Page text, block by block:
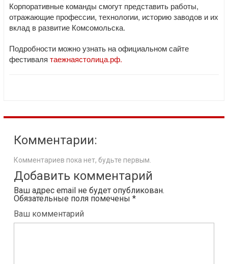
Корпоративные команды смогут представить работы,
отражающие профессии, технологии, историю заводов и их
вклад в развитие Комсомольска.
Подробности можно узнать на официальном сайте
фестиваля таежнаястолица.рф.
Комментарии:
Комментариев пока нет, будьте первым.
Добавить комментарий
Ваш адрес email не будет опубликован.
Обязательные поля помечены *
Ваш комментарий